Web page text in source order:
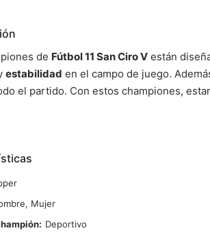
de Fútbol 11 San Ciro V están
estabilidad en el campo de juego.
el partido. Con estos championes,
Mujer
Deportivo